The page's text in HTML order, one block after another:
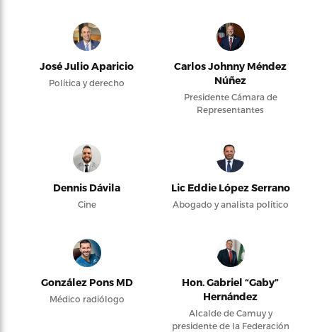
José Julio Aparicio
Política y derecho
Carlos Johnny Méndez
Núñez
Presidente Cámara de
Representantes
Dennis Dávila
Cine
Lic Eddie López Serrano
Abogado y analista político
González Pons MD
Médico radiólogo
Hon. Gabriel “Gaby”
Hernández
Alcalde de Camuy y
presidente de la Federación